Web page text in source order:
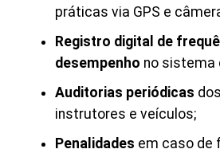
práticas via GPS e
Registro digital de
desempenho no sistema
Auditorias periódicas
instrutores e veículos;
Penalidades em caso de